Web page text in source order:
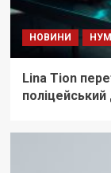
НОВИНИ
Lina Tion